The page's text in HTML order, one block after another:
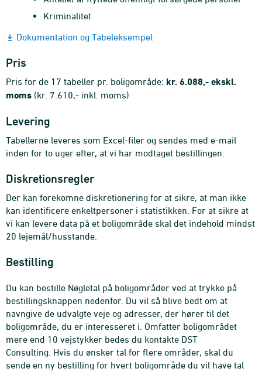
Kriminalitet
Dokumentation og Tabeleksempel
Pris
Pris for de 17 tabeller pr. boligområde: kr. 6.088,- ekskl.
moms (kr. 7.610,- inkl. moms)
Levering
Tabellerne leveres som Excel-filer og sendes med e-mail
inden for to uger efter, at vi har modtaget bestillingen.
Diskretionsregler
Der kan forekomne diskretionering for at sikre, at man ikke
kan identificere enkeltpersoner i statistikken. For at sikre at
vi kan levere data på et boligområde skal det indehold mindst
20 lejemål/husstande.
Bestilling
Du kan bestille Nøgletal på boligområder ved at trykke på
bestillingsknappen nedenfor. Du vil så blive bedt om at
navngive de udvalgte veje og adresser, der hører til det
boligområde, du er interesseret i. Omfatter boligområdet
mere end 10 vejstykker bedes du kontakte DST
Consulting. Hvis du ønsker tal for flere områder, skal du
sende en ny bestilling for hvert boligområde du vil have tal